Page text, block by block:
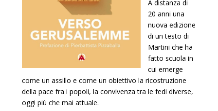
A distanza di
20 anni una
nuova edizione
di un testo di
Martini che ha
fatto scuola in
cui emerge
come un assillo e come un obiettivo la ricostruzione
della pace fra i popoli, la convivenza tra le fedi diverse,
oggi più che mai attuale.